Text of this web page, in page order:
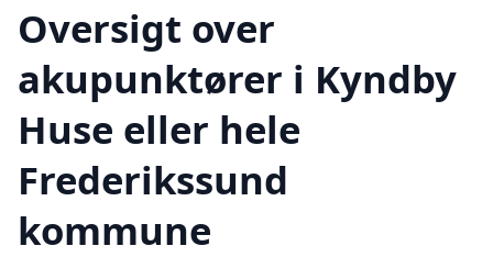
Oversigt over
akupunktører i Kyndby
Huse eller hele
Frederikssund
kommune